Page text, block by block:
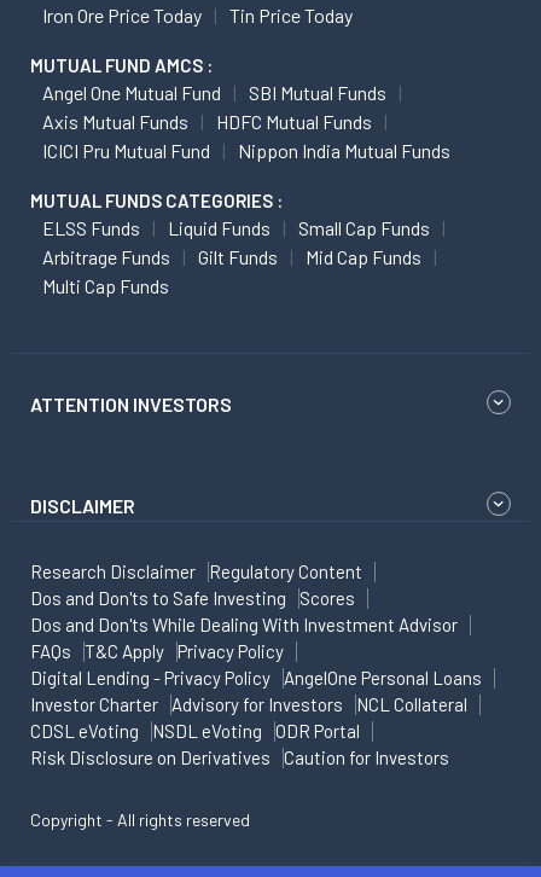
Iron Ore Price Today
Tin Price Today
MUTUAL FUND AMCS :
Angel One Mutual Fund
SBI Mutual Funds
Axis Mutual Funds
HDFC Mutual Funds
ICICI Pru Mutual Fund
Nippon India Mutual Funds
MUTUAL FUNDS CATEGORIES :
ELSS Funds Liquid Funds
Small Cap Funds
Arbitrage Funds
Gilt Funds
Mid Cap Funds
Multi Cap Funds
ATTENTION INVESTORS
DISCLAIMER
Research Disclaimer
Regulatory Content
Dos and Don'ts to Safe Investing
Scores
Dos and Don'ts While Dealing With Investment Advisor
FAQs
T&C Apply
Privacy Policy
Digital Lending - Privacy Policy
AngelOne Personal Loans
Investor Charter
Advisory for Investors
NCL Collateral
CDSL eVoting
NSDL eVoting
ODR Portal
Risk Disclosure on Derivatives
Caution for Investors
Copyright - All rights reserved